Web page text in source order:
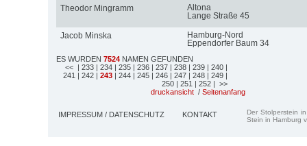
Theodor Mingramm
Altona
Lange Straße 45
Jacob Minska
Hamburg-Nord
Eppendorfer Baum 34
ES WURDEN 7524 NAMEN GEFUNDEN
<< | 233 | 234 | 235 | 236 | 237 | 238 | 239 | 240 |
241 | 242 | 243 | 244 | 245 | 246 | 247 | 248 | 249 |
250 | 251 | 252 | >>
druckansicht / Seitenanfang
IMPRESSUM / DATENSCHUTZ KONTAKT
Der Stolperstein
Stein in Hamburg